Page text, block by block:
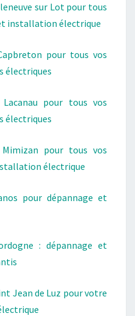
sur Lot pour tous
installation électrique
pour tous vos
électriques
pour tous vos
électriques
pour tous vos
électrique
pour dépannage et
: dépannage et
Jean de Luz pour votre